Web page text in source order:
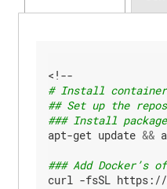
# Install
## Set up the
### Install
apt-get update &&
### Add Docker’s
curl -fsSL https://